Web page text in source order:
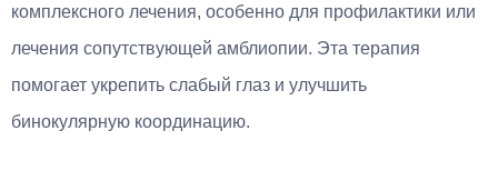
комплексного лечения, особенно для профилактики или
лечения сопутствующей амблиопии. Эта терапия
помогает укрепить слабый глаз и улучшить
бинокулярную координацию.